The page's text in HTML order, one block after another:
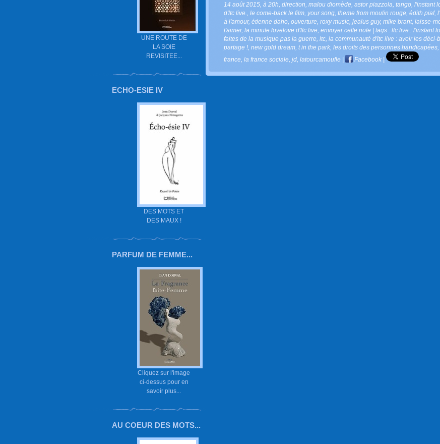
UNE ROUTE DE
LA SOIE
REVISITEE...
ECHO-ESIE IV
DES MOTS ET
DES MAUX !
PARFUM DE FEMME...
Cliquez sur l'image
ci-dessus pour en
savoir plus...
AU COEUR DES MOTS...
14 août 2015 à 20h direction malou diomède astor piazzola tango l'instant
d'ltc live.
le come-back le film your song theme from moulin rouge édith piaf,
à l'amour, étienne daho ouverture roxy music jealus guy, mike brant, laisse-
t'aimer, la minute lovelove d'ltc live envoyer cette note | tags : ltc live : l'instant
faites de la musique pas la guerre ltc la communauté d'ltc live : avoir les déci-
partage ! new gold dream t in the park les droits des personnes handicapées
france la france sociale jd latourcamoufle Facebook